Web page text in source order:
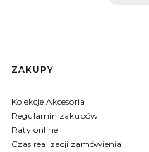
Linki w stopce
ZAKUPY
Kolekcje Akcesoria
Regulamin zakupów
Raty online
Czas realizacji zamówienia